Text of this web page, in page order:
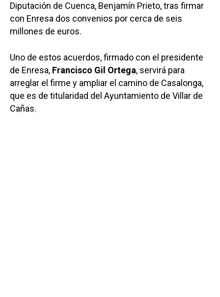
Diputación de Cuenca, Benjamín Prieto, tras firmar
con Enresa dos convenios por cerca de seis
millones de euros.
Uno de estos acuerdos, firmado con el presidente
de Enresa, Francisco Gil Ortega, servirá para
arreglar el firme y ampliar el camino de Casalonga,
que es de titularidad del Ayuntamiento de Villar de
Cañas.